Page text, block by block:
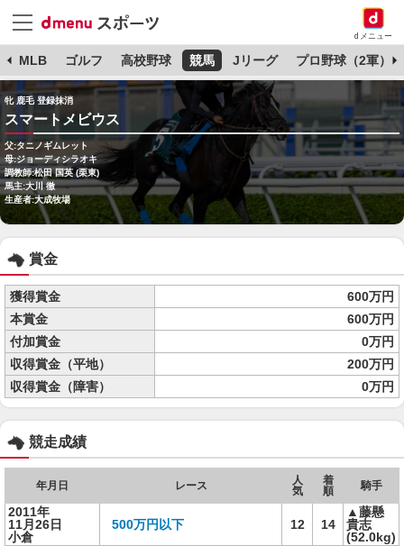
dメニュー
MLB ゴルフ 高校野球 競馬 Jリーグ プロ野球（2軍）
牝 鹿毛 登録抹消
スマートメビウス
父:タニノギムレット
母:ジョーディシラオキ
調教師:松田 国英 (栗東)
馬主:大川 徹
生産者:大成牧場
賞金
獲得賞金
600万円
本賞金
600万円
付加賞金
0万円
収得賞金（平地）
200万円
収得賞金（障害）
0万円
競走成績
年月日 レース
人
気
着
順
騎手
2011年
11月26日
小倉
500万円以下 12 14
▲藤懸
貴志
(52.0kg)